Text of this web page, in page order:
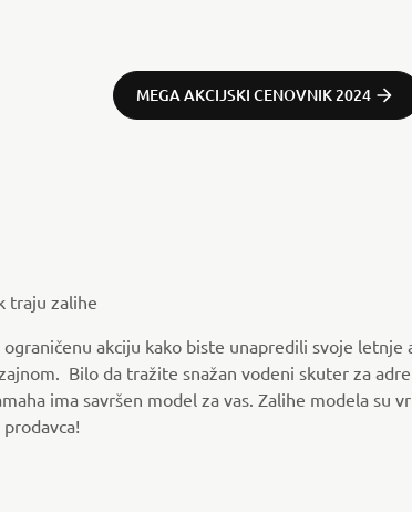
MEGA AKCIJSKI CENOVNIK 2024
traju zalihe
akciju kako biste unapredili svoje letnje
Bilo da tražite snažan vodeni skuter za
ima savršen model za vas. Zalihe modela su